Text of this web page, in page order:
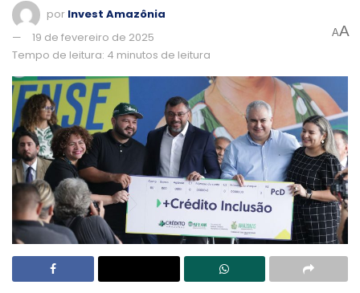
por Invest Amazônia
19 de fevereiro de 2025
Tempo de leitura: 4 minutos de leitura
AA